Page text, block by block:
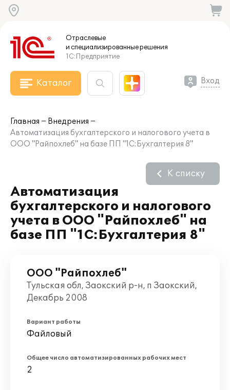
Отраслевые
и специализированныерешения
1С:Предприятие
Каталог Вход
Главная
Внедрения
Автоматизация бухгалтерского и налогового учета в
ООО "Райпохлеб" на базе ПП "1С:Бухгалтерия 8"
Автоматизация
бухгалтерского и налогового
учета в ООО "Райпохлеб" на
базе ПП "1С:Бухгалтерия 8"
К списку
ООО "Райпохлеб"
Тульская обл, Заокский р-н, п Заокский,
Декабрь 2008
Вариант работы
Файловый
Общее число автоматизированных рабочих мест
2